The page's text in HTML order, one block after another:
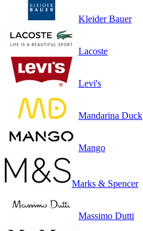
Kleider Bauer
Lacoste
Levi's
Mandarina Duck
Mango
Marks & Spencer
Massimo Dutti